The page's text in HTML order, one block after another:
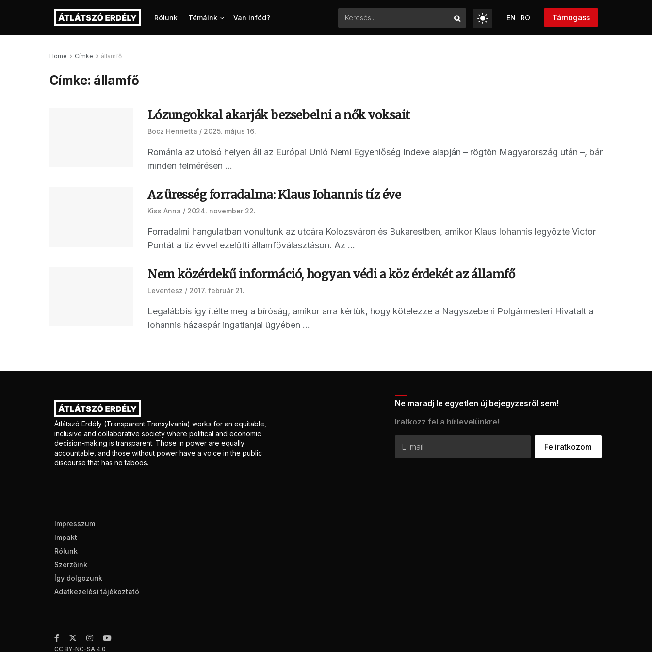
Rólunk Témáink Van infód? EN RO Támogass
Home Címke államfő
Címke: államfő
Lózungokkal akarják bezsebelni a nők voksait
Bocz Henrietta 2025. május 16.
Románia az utolsó helyen áll az Európai Unió Nemi Egyenlőség Indexe alapján – rögtön Magyarország után –, bár
minden felmérésen ...
Az üresség forradalma: Klaus Iohannis tíz éve
Kiss Anna 2024. november 22.
Forradalmi hangulatban vonultunk az utcára Kolozsváron és Bukarestben, amikor Klaus Iohannis legyőzte Victor
Pontát a tíz évvel ezelőtti államfőválasztáson. Az ...
Nem közérdekű információ, hogyan védi a köz érdekét az államfő
Leventesz 2017. február 21.
Legalábbis így ítélte meg a bíróság, amikor arra kértük, hogy kötelezze a Nagyszebeni Polgármesteri Hivatalt a
Iohannis házaspár ingatlanjai ügyében ...
Átlátszó Erdély (Transparent Transylvania) works for an equitable,
inclusive and collaborative society where political and economic
decision-making is transparent. Those in power are equally
accountable, and those without power have a voice in the public
discourse that has no taboos.
Ne maradj le egyetlen új bejegyzésről sem!
Iratkozz fel a hírlevelünkre!
Impresszum
Impakt
Rólunk
Szerzőink
Így dolgozunk
Adatkezelési tájékoztató
CC BY-NC-SA 4.0